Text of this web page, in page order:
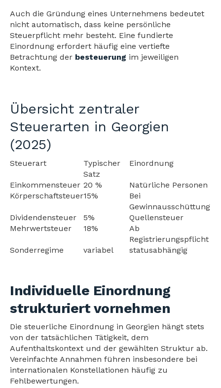
Auch die Gründung eines Unternehmens bedeutet
nicht automatisch, dass keine persönliche
Steuerpflicht mehr besteht. Eine fundierte
Einordnung erfordert häufig eine vertiefte
Betrachtung der besteuerung im jeweiligen
Kontext.
Übersicht zentraler
Steuerarten in Georgien
(2025)
Steuerart
Typischer
Satz
Einordnung
Einkommensteuer 20 %
Natürliche Personen
Körperschaftsteuer15%
Bei
Gewinnausschüttung
Dividendensteuer
5%
Quellensteuer
Mehrwertsteuer
18%
Ab
Registrierungspflicht
Sonderregime
variabel statusabhängig
Individuelle Einordnung
strukturiert vornehmen
Die steuerliche Einordnung in Georgien hängt stets
von der tatsächlichen Tätigkeit, dem
Aufenthaltskontext und der gewählten Struktur ab.
Vereinfachte Annahmen führen insbesondere bei
internationalen Konstellationen häufig zu
Fehlbewertungen.